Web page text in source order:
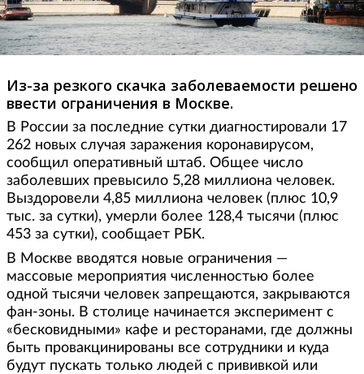
Из-за резкого скачка заболеваемости решено
ввести ограничения в Москве.
В России за последние сутки диагностировали 17
262 новых случая заражения коронавирусом,
сообщил оперативный штаб. Общее число
заболевших превысило 5,28 миллиона человек.
Выздоровели 4,85 миллиона человек (плюс 10,9
тыс. за сутки), умерли более 128,4 тысячи (плюс
453 за сутки), сообщает РБК.
В Москве вводятся новые ограничения —
массовые мероприятия численностью более
одной тысячи человек запрещаются, закрываются
фан-зоны. В столице начинается эксперимент с
«бесковидными» кафе и ресторанами, где должны
быть провакцинированы все сотрудники и куда
будут пускать только людей с прививкой или